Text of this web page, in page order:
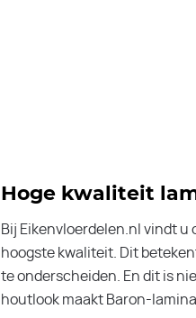
Hoge kwaliteit
Bij Eikenvloerdelen.nl vindt u
hoogste kwaliteit. Dit
te onderscheiden. En dit is
houtlook maakt Baron-